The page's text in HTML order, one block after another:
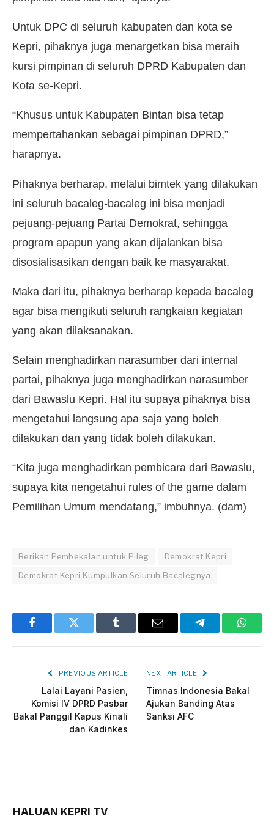
Untuk DPC di seluruh kabupaten dan kota se
Kepri, pihaknya juga menargetkan bisa meraih
kursi pimpinan di seluruh DPRD Kabupaten dan
Kota se-Kepri.
“Khusus untuk Kabupaten Bintan bisa tetap
mempertahankan sebagai pimpinan DPRD,”
harapnya.
Pihaknya berharap, melalui bimtek yang dilakukan
ini seluruh bacaleg-bacaleg ini bisa menjadi
pejuang-pejuang Partai Demokrat, sehingga
program apapun yang akan dijalankan bisa
disosialisasikan dengan baik ke masyarakat.
Maka dari itu, pihaknya berharap kepada bacaleg
agar bisa mengikuti seluruh rangkaian kegiatan
yang akan dilaksanakan.
Selain menghadirkan narasumber dari internal
partai, pihaknya juga menghadirkan narasumber
dari Bawaslu Kepri. Hal itu supaya pihaknya bisa
mengetahui langsung apa saja yang boleh
dilakukan dan yang tidak boleh dilakukan.
“Kita juga menghadirkan pembicara dari Bawaslu,
supaya kita nengetahui rules of the game dalam
Pemilihan Umum mendatang,” imbuhnya. (dam)
Berikan Pembekalan untuk Pileg
Demokrat Kepri
Demokrat Kepri Kumpulkan Seluruh Bacalegnya
FacebookTwitter Tumblr Email Telegram
PREVIOUS ARTICLE
Lalai Layani Pasien,
Komisi IV DPRD Pasbar
Bakal Panggil Kapus Kinali
dan Kadinkes
NEXT ARTICLE
Timnas Indonesia Bakal
Ajukan Banding Atas
Sanksi AFC
HALUAN KEPRI TV